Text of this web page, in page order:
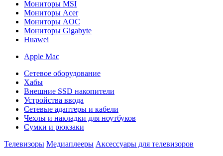
Мониторы MSI
Мониторы Acer
Мониторы AOC
Мониторы Gigabyte
Huawei
Apple Mac
Сетевое оборудование
Хабы
Внешние SSD накопители
Устройства ввода
Сетевые адаптеры и кабели
Чехлы и накладки для ноутбуков
Сумки и рюкзаки
Телевизоры Медиаплееры Аксессуары для телевизоров